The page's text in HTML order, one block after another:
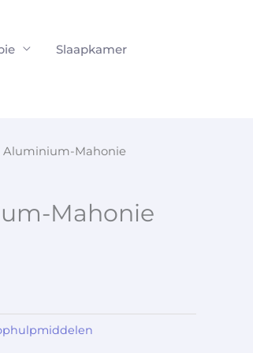
Slaapkamer
Aluminium-Mahonie
Mahonie